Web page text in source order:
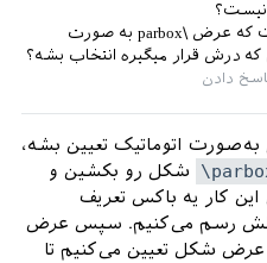
یا در همین \parbox راهی هست که عرض \parbox به صورت
درش قرار میگیره انتخاب بشه؟
اتوماتیک تعیین بشه،
شکل رو بکشین و
کار یه باکس تعریف
رسم می‌کنیم. سپس عرض
شکل تعیین می‌کنیم تا